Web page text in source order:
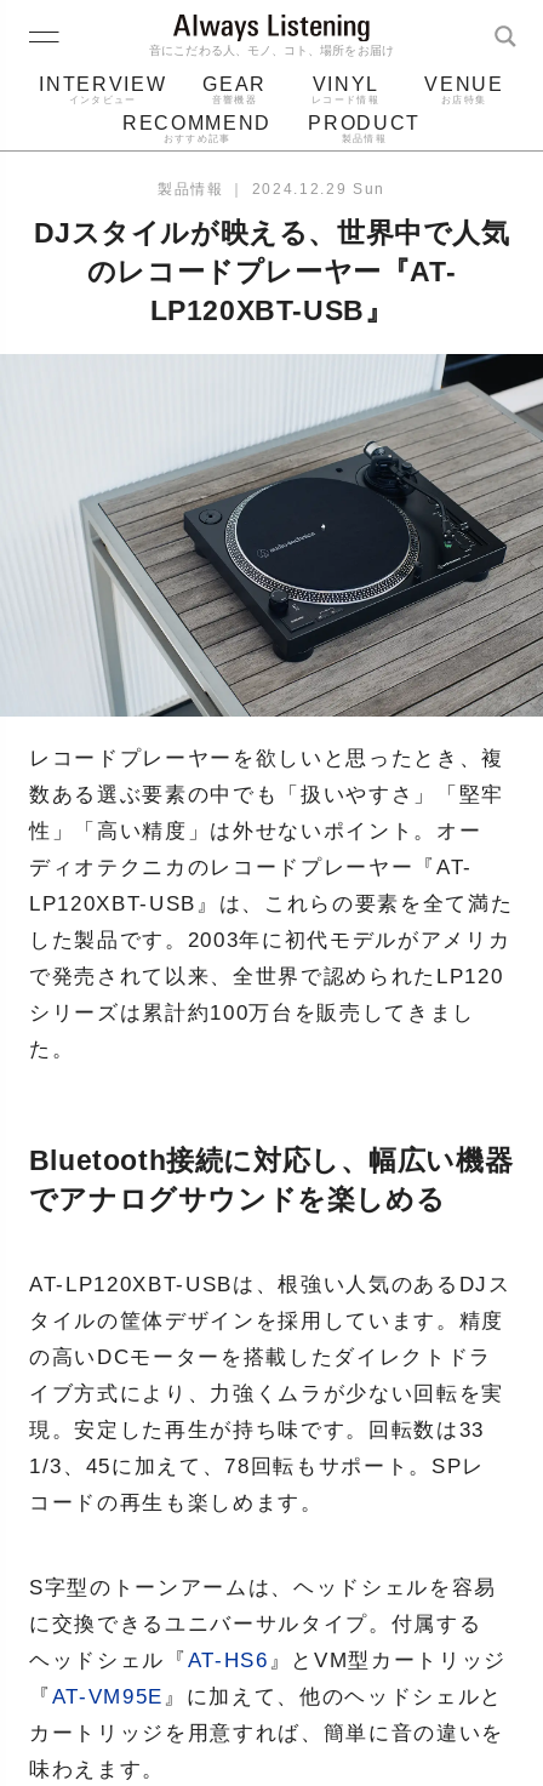
音にこだわる人、モノ、コト、場所をお届け
INTERVIEW
インタビュー
GEAR
音響機器
VINYL
レコード情報
VENUE
お店特集
RECOMMEND
おすすめ記事
PRODUCT
製品情報
ジャケット bluetooth アルバム
レコード針
製品情報 ｜ 2024.12.29 Sun
DJスタイルが映える、世界中で人気
のレコードプレーヤー『AT-
LP120XBT-USB』
レコードプレーヤーを欲しいと思ったとき、複
数ある選ぶ要素の中でも「扱いやすさ」「堅牢
性」「高い精度」は外せないポイント。オー
ディオテクニカのレコードプレーヤー『AT-
LP120XBT-USB』は、これらの要素を全て満た
した製品です。2003年に初代モデルがアメリカ
で発売されて以来、全世界で認められたLP120
シリーズは累計約100万台を販売してきまし
た。
Bluetooth接続に対応し、幅広い機器
でアナログサウンドを楽しめる
AT-LP120XBT-USBは、根強い人気のあるDJス
タイルの筐体デザインを採用しています。精度
の高いDCモーターを搭載したダイレクトドラ
イブ方式により、力強くムラが少ない回転を実
現。安定した再生が持ち味です。回転数は33
1/3、45に加えて、78回転もサポート。SPレ
コードの再生も楽しめます。
S字型のトーンアームは、ヘッドシェルを容易
に交換できるユニバーサルタイプ。付属する
ヘッドシェル『 AT-HS6 』とVM型カートリッジ
『 AT-VM95E 』に加えて、他のヘッドシェルと
カートリッジを用意すれば、簡単に音の違いを
味わえます。